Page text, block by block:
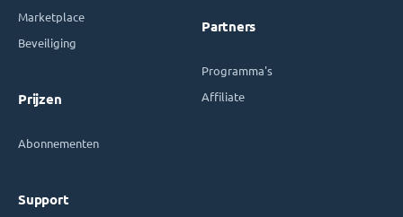
Marketplace
Beveiliging
Prijzen
Abonnementen
Support
Partners
Programma's
Affiliate